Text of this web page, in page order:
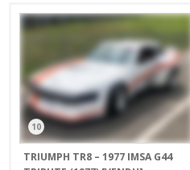
10
TRIUMPH TR8 – 1977 IMSA G44